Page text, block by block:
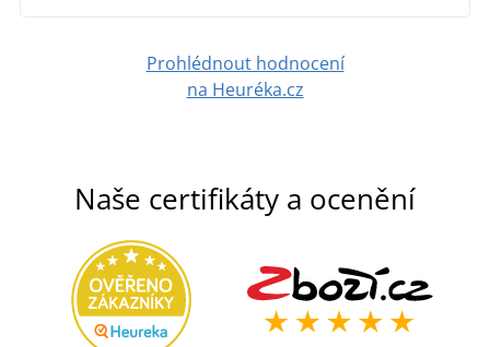
Prohlédnout hodnocení
na Heuréka.cz
Naše certifikáty a ocenění